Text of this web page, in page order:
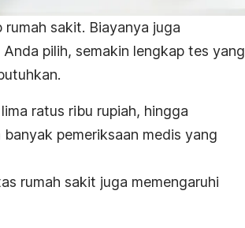
sakit. Biayanya juga
pilih, semakin lengkap tes yang
ratus ribu rupiah, hingga
pemeriksaan medis yang
rumah sakit juga memengaruhi